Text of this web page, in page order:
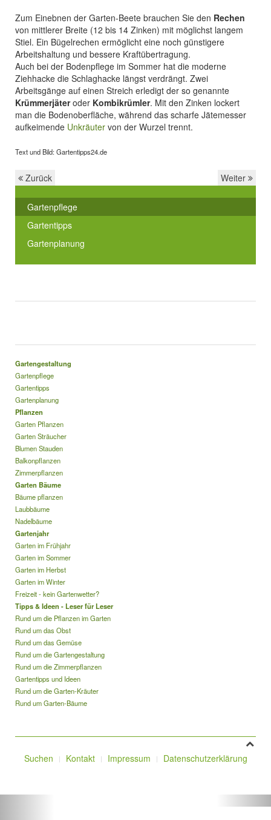
Zum Einebnen der Garten-Beete brauchen Sie den Rechen
von mittlerer Breite (12 bis 14 Zinken) mit möglichst langem
Stiel. Ein Bügelrechen ermöglicht eine noch günstigere
Arbeitshaltung und bessere Kraftübertragung.
Auch bei der Bodenpflege im Sommer hat die moderne
Ziehhacke die Schlaghacke längst verdrängt. Zwei
Arbeitsgänge auf einen Streich erledigt der so genannte
Krümmerjäteroder Kombikrümler. Mit den Zinken lockert
man die Bodenoberfläche, während das scharfe Jätemesser
aufkeimende Unkräuter von der Wurzel trennt.
Text und Bild: Gartentipps24.de
Zurück Weiter
Gartenpflege
Gartentipps
Gartenplanung
Gartengestaltung
Gartenpflege
Gartentipps
Gartenplanung
Pflanzen
Garten Pflanzen
Garten Sträucher
Blumen Stauden
Balkonpflanzen
Zimmerpflanzen
Garten Bäume
Bäume pflanzen
Laubbäume
Nadelbäume
Gartenjahr
Garten im Frühjahr
Garten im Sommer
Garten im Herbst
Garten im Winter
Freizeit - kein Gartenwetter?
Tipps & Ideen - Leser für Leser
Rund um die Pflanzen im Garten
Rund um das Obst
Rund um das Gemüse
Rund um die Gartengestaltung
Rund um die Zimmerpflanzen
Gartentipps und Ideen
Rund um die Garten-Kräuter
Rund um Garten-Bäume
Suchen Kontakt Impressum Datenschutzerklärung